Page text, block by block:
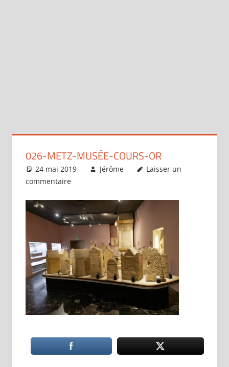
026-METZ-MUSÉE-COURS-OR
24 mai 2019 Jérôme
Laisser un
commentaire